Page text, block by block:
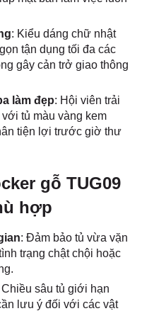
: Kiểu dáng chữ nhật
tận dụng tối đa các
gây cản trở giao thông
làm đẹp: Hội viên trải
tủ màu vàng kem
tiện lợi trước giờ thư
gỗ TUG09
hợp
: Đảm bảo tủ vừa vặn
trạng chật chội hoặc
Chiều sâu tủ giới hạn
lưu ý đối với các vật